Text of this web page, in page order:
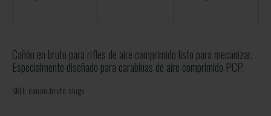
Cañón en bruto para rifles de aire comprimido listo para mecanizar.
Especialmente diseñado para carabinas de aire comprimido PCP.
SKU: canon-bruto-slugs